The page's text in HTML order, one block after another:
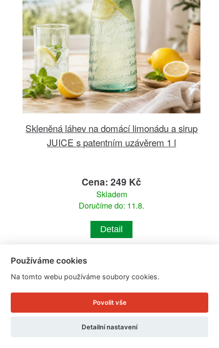
Skleněná láhev na domácí limonádu a sirup
JUICE s patentním uzávěrem 1 l
Cena: 249 Kč
Skladem
Doručíme do: 11.8.
Detail
Používáme cookies
Na tomto webu používáme soubory cookies.
Povolit vše
Detailní nastavení